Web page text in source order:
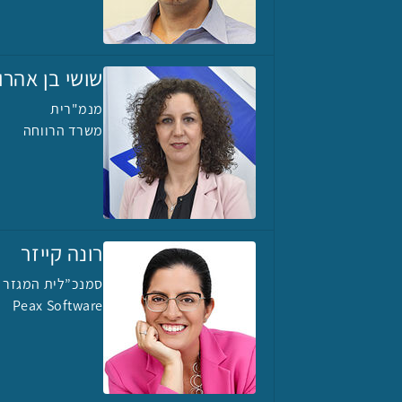
שושי בן
מנמ"רית
משרד הרווחה
רונה קייזר
סמנכ”לית המגזר
Peax Software